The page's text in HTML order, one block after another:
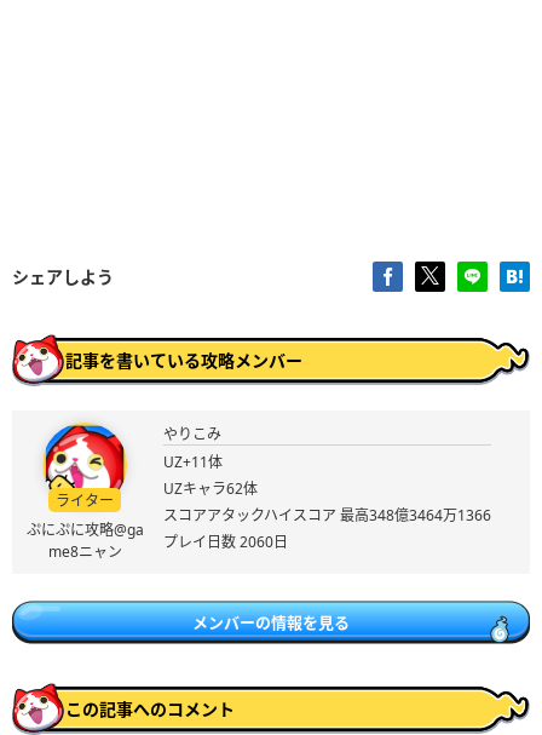
シェアしよう
記事を書いている攻略メンバー
ライター
ぷにぷに攻略@ga
me8ニャン
やりこみ
UZ+11体
UZキャラ62体
スコアアタックハイスコア 最高348億3464万1366
プレイ日数 2060日
メンバーの情報を見る
この記事へのコメント